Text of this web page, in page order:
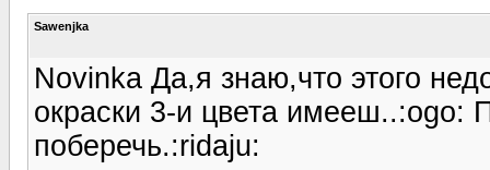
Sawenjka
Novinka Да,я знаю,что этого
окраски 3-и цвета имееш..:ogo:
поберечь.:ridaju: